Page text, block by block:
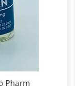
Pharm